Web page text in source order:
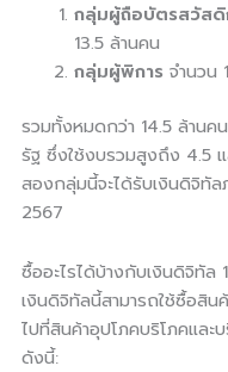
กลุ่มผู้ถือบัตรสวัสดิ
13.5 ล้านคน
กลุ่มผู้พิการ จำนวน
รวมทั้งหมดกว่า 14.5 ล้านค
รัฐ ซึ่งใช้งบรวมสูงถึง 4.5
สองกลุ่มนี้จะได้รับเงินดิจิทั
2567
ซื้ออะไรได้บ้างกับเงินดิจิทัล
เงินดิจิทัลนี้สามารถใช้ซื้อสิน
ไปที่สินค้าอุปโภคบริโภคและ
ดังนี้: